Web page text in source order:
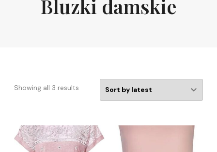
Bluzki damskie
Showing all 3 results